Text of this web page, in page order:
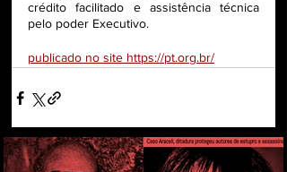
crédito facilitado e assistência técnica
pelo poder Executivo.
publicado no site https://pt.org.br/